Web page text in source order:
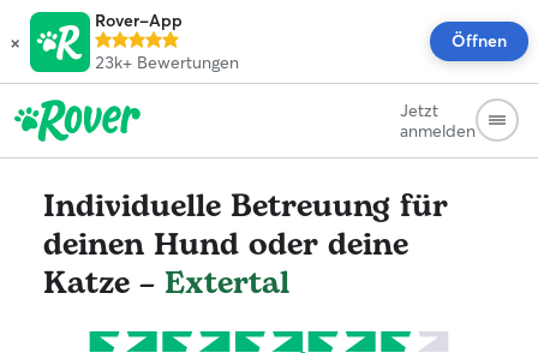
×
Rover-App
23k+ Bewertungen
Öffnen
Jetzt
anmelden
Individuelle Betreuung für
deinen Hund oder deine
Katze – Extertal